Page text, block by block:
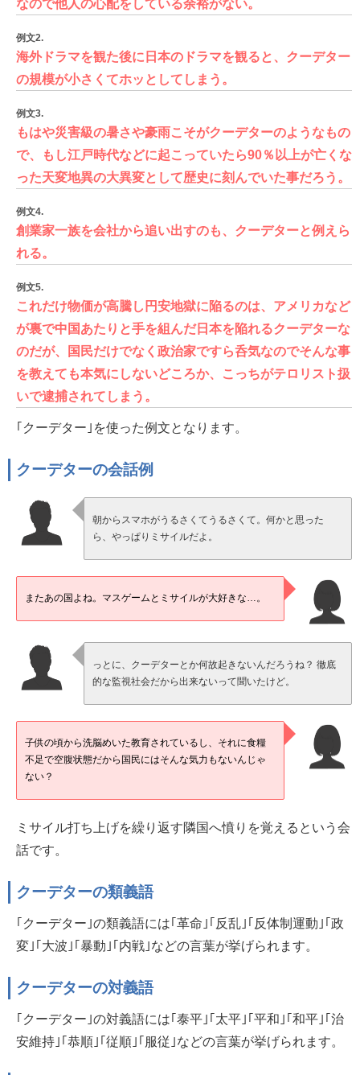
なので他人の心配をしている余裕がない。
例文2.
海外ドラマを観た後に日本のドラマを観ると、クーデター
の規模が小さくてホッとしてしまう。
例文3.
もはや災害級の暑さや豪雨こそがクーデターのようなもの
で、もし江戸時代などに起こっていたら90％以上が亡くな
った天変地異の大異変として歴史に刻んでいた事だろう。
例文4.
創業家一族を会社から追い出すのも、クーデターと例えら
れる。
例文5.
これだけ物価が高騰し円安地獄に陥るのは、アメリカなど
が裏で中国あたりと手を組んだ日本を陥れるクーデターな
のだが、国民だけでなく政治家ですら呑気なのでそんな事
を教えても本気にしないどころか、こっちがテロリスト扱
いで逮捕されてしまう。
｢クーデター｣を使った例文となります。
クーデターの会話例
朝からスマホがうるさくてうるさくて。何かと思った
ら、やっぱりミサイルだよ。
またあの国よね。マスゲームとミサイルが大好きな…。
っとに、クーデターとか何故起きないんだろうね？ 徹底
的な監視社会だから出来ないって聞いたけど。
子供の頃から洗脳めいた教育されているし、それに食糧
不足で空腹状態だから国民にはそんな気力もないんじゃ
ない？
ミサイル打ち上げを繰り返す隣国へ憤りを覚えるという会
話です。
クーデターの類義語
｢クーデター｣の類義語には｢革命｣｢反乱｣｢反体制運動｣｢政
変｣｢大波｣｢暴動｣｢内戦｣などの言葉が挙げられます。
クーデターの対義語
｢クーデター｣の対義語には｢泰平｣｢太平｣｢平和｣｢和平｣｢治
安維持｣｢恭順｣｢従順｣｢服従｣などの言葉が挙げられます。